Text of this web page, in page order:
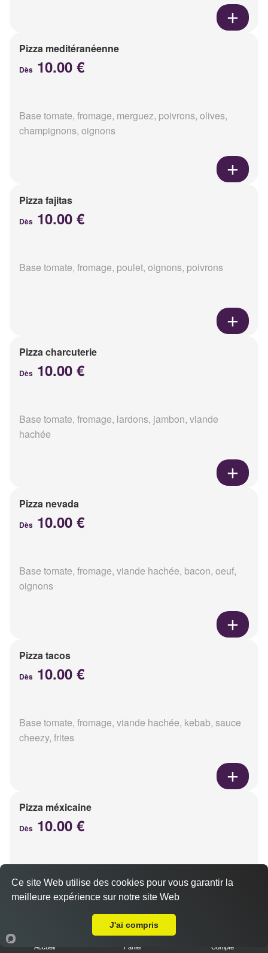
Pizza meditéranéenne
Dès 10.00 €
Base tomate, fromage, merguez, poivrons, olives,
champignons, oignons
Pizza fajitas
Dès 10.00 €
Base tomate, fromage, poulet, oignons, poivrons
Pizza charcuterie
Dès 10.00 €
Base tomate, fromage, lardons, jambon, viande
hachée
Pizza nevada
Dès 10.00 €
Base tomate, fromage, viande hachée, bacon, oeuf,
oignons
Pizza tacos
Dès 10.00 €
Base tomate, fromage, viande hachée, kebab, sauce
cheezy, frites
Pizza méxicaine
Dès 10.00 €
chorizo, poivrons
Accueil Panier Compte
Ce site Web utilise des cookies pour vous garantir la
meilleure expérience sur notre site Web
J'ai compris